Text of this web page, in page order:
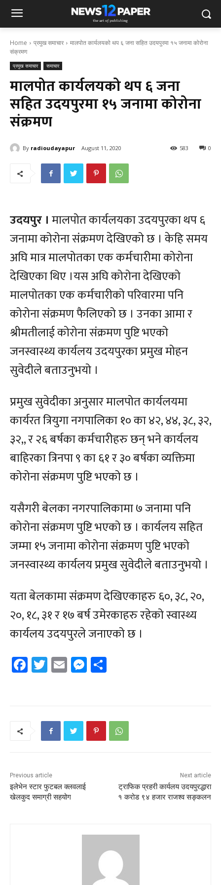
Home प्रमुख समाचार
मालपोत कार्यलयको थप ६ जना सहित उदयपुरमा १५ जनामा कोरोना
संक्रमण
प्रमुख समाचार समाचार
मालपोत कार्यलयको थप ६ जना
सहित उदयपुरमा १५ जनामा कोरोना
संक्रमण
By radioudayapur August 11, 2020 0
583
उदयपुर । मालपोत कार्यलयका उदयपुरका थप ६
जनामा कोरोना संक्रमण देखिएको छ । केहि समय
अघि मात्र मालपोतका एक कर्मचारीमा कोरोना
देखिएका थिए ।यस अघि कोरोना देखिएको
मालपोतका एक कर्मचारीको परिवारमा पनि
कोरोना संक्रमण फैलिएको छ । उनका आमा र
श्रीमतीलाई कोरोना संक्रमण पुष्टि भएको
जनस्वास्थ्य कार्यलय उदयपुरका प्रमुख मोहन
सुवेदीले बताउनुभयो ।
प्रमुख सुवेदीका अनुसार मालपोत कार्यलयमा
कार्यरत त्रियुगा नगपालिका १० का ४२, ४४, ३८, ३२,
३२,, र २६ बर्षका कर्मचारीहरु छन् भने कार्यलय
बाहिरका त्रिनपा ९ का ६१ र ३० बर्षका व्यक्तिमा
कोरोना संक्रमण पुष्टि भएको छ ।
यसैगरी बेलका नगरपालिकामा ७ जनामा पनि
कोरोना संक्रमण पुष्टि भएको छ । कार्यलय सहित
जम्मा १५ जनामा कोरोना संक्रमण पुष्टि भएको
जनस्वास्थ्य कार्यलय प्रमुख सुवेदीले बताउनुभयो ।
यता बेलकामा संक्रमण देखिएकाहरु ६०, ३८, २०,
२०, १८, ३१ र १७ बर्ष उमेरकाहरु रहेको स्वास्थ्य
कार्यलय उदयपुरले जनाएको छ ।
Facebook
Twitter
EmailMessenger
Previous article
इलेभेन स्टार फुटबल क्लवलाई
खेलकुद समाग्री सहयोग
Next article
ट्राफिक प्रहरी कार्यलय उदयपुरद्धारा
१ करोड ९४ हजार राजश्व सङ्कलन